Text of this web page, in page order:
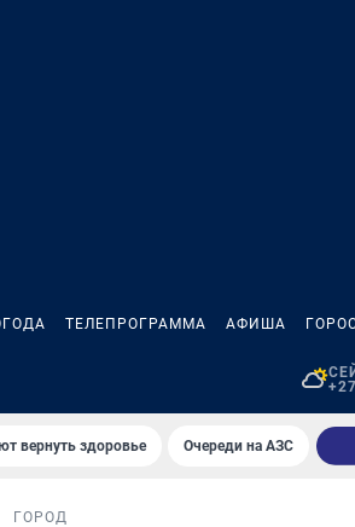
ТЕЛЕПРОГРАММА АФИША
вернуть здоровье Очереди на АЗС
ГОРОД